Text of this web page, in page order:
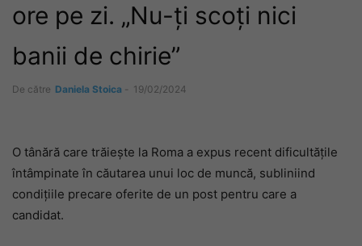
ore pe zi. „Nu-ți scoți nici
banii de chirie”
De către Daniela Stoica - 19/02/2024
O tânără care trăiește la Roma a expus recent dificultățile
întâmpinate în căutarea unui loc de muncă, subliniind
condițiile precare oferite de un post pentru care a
candidat.